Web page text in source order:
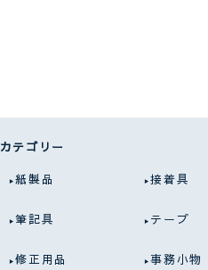
カテゴリー
紙製品 接着具
筆記具 テープ
修正用品 事務小物